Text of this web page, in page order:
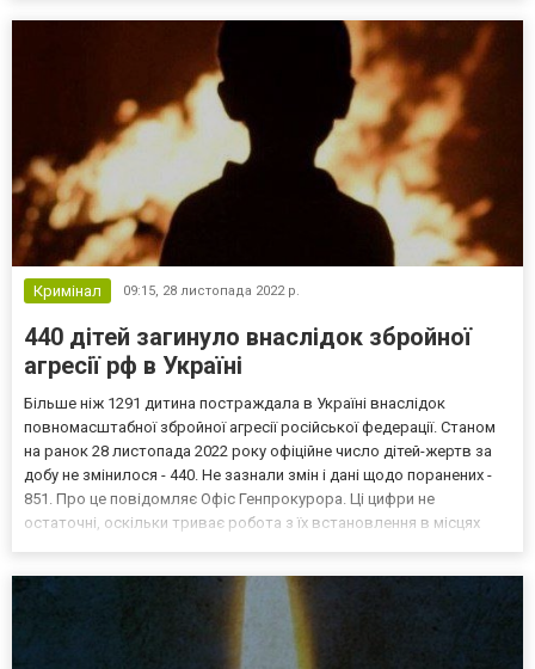
Кримінал 09:15, 28 листопада 2022 р.
440 дітей загинуло внаслідок збройної
агресії рф в Україні
Більше ніж 1291 дитина постраждала в Україні внаслідок
повномасштабної збройної агресії російської федерації. Станом
на ранок 28 листопада 2022 року офіційне число дітей-жертв за
добу не змінилося - 440. Не зазнали змін і дані щодо поранених -
851. Про це повідомляє Офіс Генпрокурора. Ці цифри не
остаточні, оскільки триває робота з їх встановлення в місцях